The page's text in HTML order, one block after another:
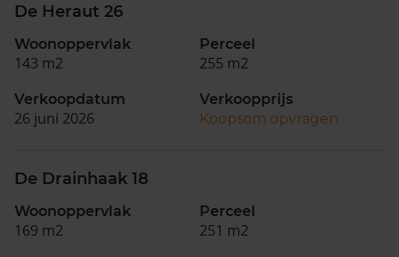
De Heraut 26
Woonoppervlak
143 m2
Perceel
255 m2
Verkoopdatum
26 juni 2026
Verkoopprijs
Koopsom opvragen
De Drainhaak 18
Woonoppervlak
169 m2
Perceel
251 m2